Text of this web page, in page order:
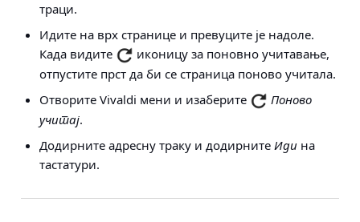
траци.
Идите на врх странице и превуците је надоле.
Када видите
иконицу за поновно учитавање,
отпустите прст да би се страница поново учитала.
Отворите Vivaldi мени и изаберите
Поново
учитај.
Додирните адресну траку и додирните Идина
тастатури.